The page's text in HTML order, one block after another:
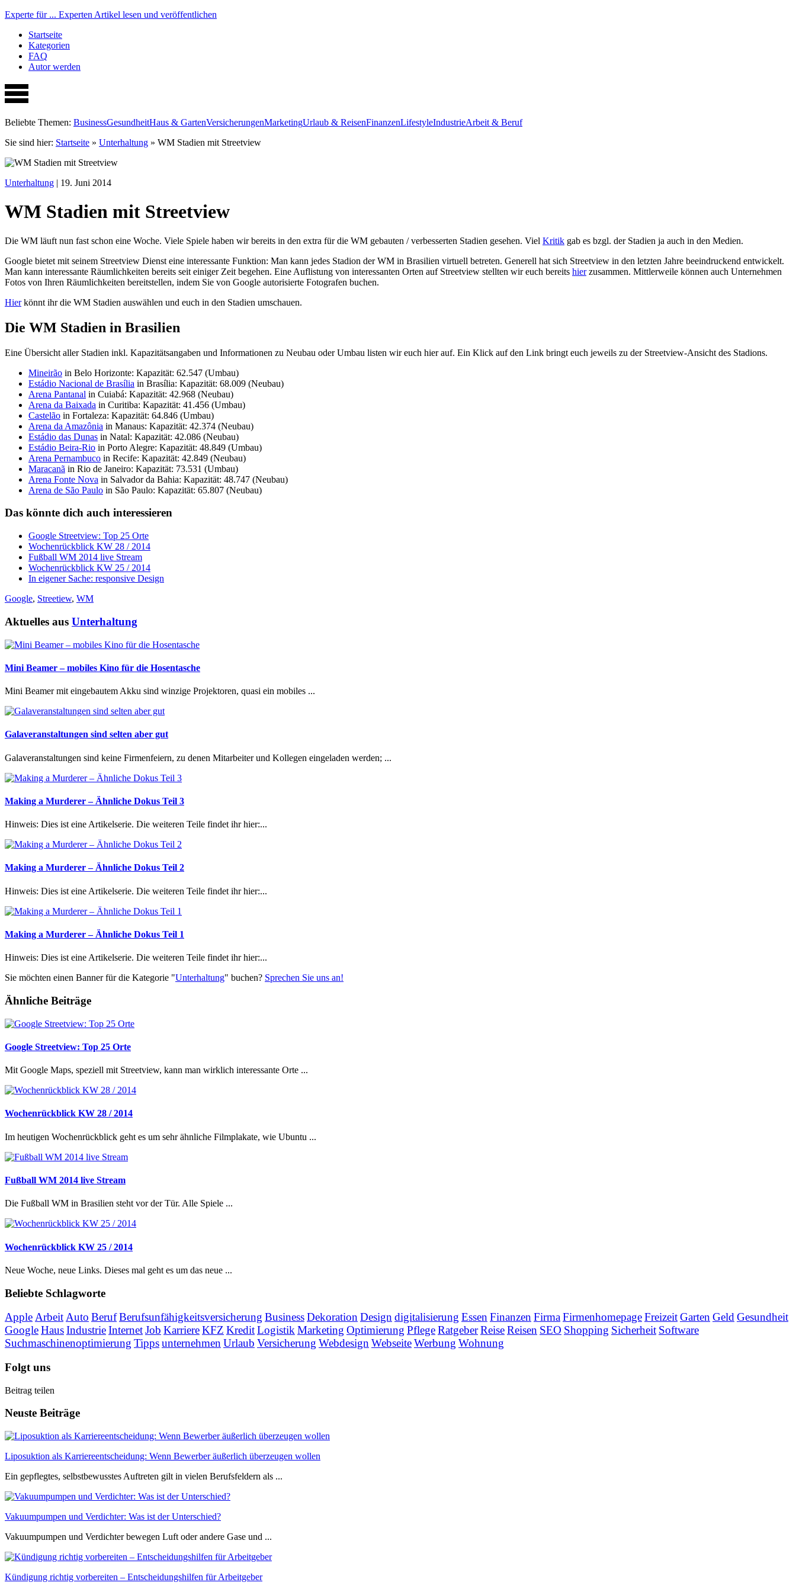
Experte für ... Experten Artikel lesen und veröffentlichen
Startseite
Kategorien
FAQ
Autor werden
Beliebte Themen: BusinessGesundheitHaus & GartenVersicherungenMarketingUrlaub & ReisenFinanzenLifestyleIndustrieArbeit & Beruf
Sie sind hier: Startseite » Unterhaltung » WM Stadien mit Streetview
Unterhaltung | 19. Juni 2014
WM Stadien mit Streetview
Die WM läuft nun fast schon eine Woche. Viele Spiele haben wir bereits in den extra für die WM gebauten / verbesserten Stadien gesehen. Viel Kritik gab es bzgl. der Stadien ja auch in den Medien.
Google bietet mit seinem Streetview Dienst eine interessante Funktion: Man kann jedes Stadion der WM in Brasilien virtuell betreten. Generell hat sich Streetview in den letzten Jahre beeindruckend entwickelt.
Man kann interessante Räumlichkeiten bereits seit einiger Zeit begehen. Eine Auflistung von interessanten Orten auf Streetview stellten wir euch bereits hierzusammen. Mittlerweile können auch Unternehmen
Fotos von Ihren Räumlichkeiten bereitstellen, indem Sie von Google autorisierte Fotografen buchen.
Hierkönnt ihr die WM Stadien auswählen und euch in den Stadien umschauen.
Die WM Stadien in Brasilien
Eine Übersicht aller Stadien inkl. Kapazitätsangaben und Informationen zu Neubau oder Umbau listen wir euch hier auf. Ein Klick auf den Link bringt euch jeweils zu der Streetview-Ansicht des Stadions.
Mineirão in Belo Horizonte: Kapazität: 62.547 (Umbau)
Estádio Nacional de Brasília in Brasília: Kapazität: 68.009 (Neubau)
Arena Pantanal in Cuiabá: Kapazität: 42.968 (Neubau)
Arena da Baixada in Curitiba: Kapazität: 41.456 (Umbau)
Castelão in Fortaleza: Kapazität: 64.846 (Umbau)
Arena da Amazônia in Manaus: Kapazität: 42.374 (Neubau)
Estádio das Dunas in Natal: Kapazität: 42.086 (Neubau)
Estádio Beira-Rio in Porto Alegre: Kapazität: 48.849 (Umbau)
Arena Pernambuco in Recife: Kapazität: 42.849 (Neubau)
Maracanã in Rio de Janeiro: Kapazität: 73.531 (Umbau)
Arena Fonte Nova in Salvador da Bahia: Kapazität: 48.747 (Neubau)
Arena de São Paulo in São Paulo: Kapazität: 65.807 (Neubau)
Das könnte dich auch interessieren
Google Streetview: Top 25 Orte
Wochenrückblick KW 28 / 2014
Fußball WM 2014 live Stream
Wochenrückblick KW 25 / 2014
In eigener Sache: responsive Design
Google, Streetiew, WM
Aktuelles aus Unterhaltung
Mini Beamer – mobiles Kino für die Hosentasche
Mini Beamer mit eingebautem Akku sind winzige Projektoren, quasi ein mobiles ...
Galaveranstaltungen sind selten aber gut
Galaveranstaltungen sind keine Firmenfeiern, zu denen Mitarbeiter und Kollegen eingeladen werden; ...
Making a Murderer – Ähnliche Dokus Teil 3
Hinweis: Dies ist eine Artikelserie. Die weiteren Teile findet ihr hier:...
Making a Murderer – Ähnliche Dokus Teil 2
Hinweis: Dies ist eine Artikelserie. Die weiteren Teile findet ihr hier:...
Making a Murderer – Ähnliche Dokus Teil 1
Hinweis: Dies ist eine Artikelserie. Die weiteren Teile findet ihr hier:...
Sie möchten einen Banner für die Kategorie "Unterhaltung" buchen? Sprechen Sie uns an!
Ähnliche Beiträge
Google Streetview: Top 25 Orte
Mit Google Maps, speziell mit Streetview, kann man wirklich interessante Orte ...
Wochenrückblick KW 28 / 2014
Im heutigen Wochenrückblick geht es um sehr ähnliche Filmplakate, wie Ubuntu ...
Fußball WM 2014 live Stream
Die Fußball WM in Brasilien steht vor der Tür. Alle Spiele ...
Wochenrückblick KW 25 / 2014
Neue Woche, neue Links. Dieses mal geht es um das neue ...
Beliebte Schlagworte
AppleArbeitAuto BerufBerufsunfähigkeitsversicherung BusinessDekorationDesigndigitalisierung EssenFinanzenFirmaFirmenhomepageFreizeitGartenGeldGesundheit
GoogleHausIndustrieInternetJob KarriereKFZ KreditLogistikMarketing Optimierung PflegeRatgeberReiseReisen SEO Shopping Sicherheit Software
Suchmaschinenoptimierung TippsunternehmenUrlaub Versicherung WebdesignWebseiteWerbung Wohnung
Folgt uns
Beitrag teilen
Neuste Beiträge
Liposuktion als Karriereentscheidung: Wenn Bewerber äußerlich überzeugen wollen
Ein gepflegtes, selbstbewusstes Auftreten gilt in vielen Berufsfeldern als ...
Vakuumpumpen und Verdichter: Was ist der Unterschied?
Vakuumpumpen und Verdichter bewegen Luft oder andere Gase und ...
Kündigung richtig vorbereiten – Entscheidungshilfen für Arbeitgeber